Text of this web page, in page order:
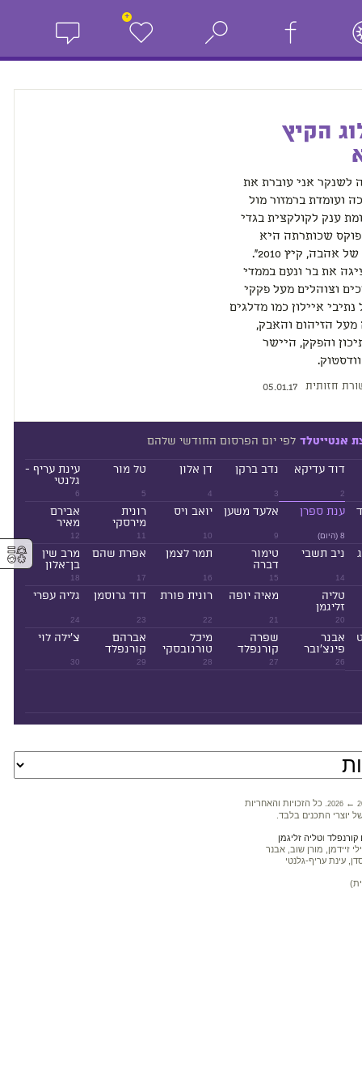
+
הקיץ
לשנקר אני עוברת את
ועומדת ברמזור מול
ענק לקולקצית בגדי
שכותרתה היא
"קולקציה של אהבה, קיץ 2010".
את בר ונעם בממדי
וצוהלים מעל פקקי
איילון כמו מדלגים
מעל הזיהום והאבק,
והפקק, היישר
חזותית 05.01.17
אנטייטלד לפי יום הפרסום החודשי שלהם
2
דוד עדיקא
3
נדב ברקן
4
דן אלון
5
טל מור
6
עינת עריף -
גלנטי
8 (היום)
ענת ספרן
9
אלעד משען
10
יואב ויס
11
רונית
מירסקי
12
אבירם
מאיר
14
ניב תשבי
15
טימור
דברה
16
תמר לצמן
17
אפרת שהם
18
מרב שין
בן־אלון
20
טליה
זליגמן
21
מאיה יופה
22
רונית פורת
23
דוד גרוסמן
24
גליה עפרי
26
אבנר
פינצ'ובר
27
שפרה
קורנפלד
28
מיכל
טורנובסקי
29
אברהם
קורנפלד
30
צ'ילה לוי
2026 ←
. כל הזכויות והאחריות
יוצרי התכנים בלבד.
וטליה זליגמן
זיידמן, מורן שוב, אבנר
עינת עריף-גלנטי
⚥︎